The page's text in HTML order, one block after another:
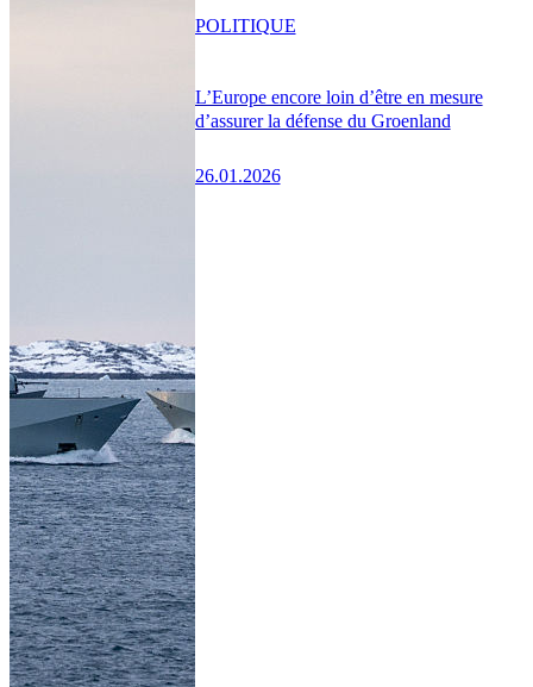
L’Europe encore loin d’être en mesure
d’assurer la défense du Groenland
26.01.2026
POLITIQUE